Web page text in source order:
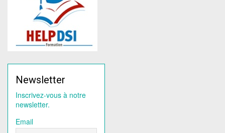
Newsletter
Inscrivez-vous à notre
newsletter.
Email